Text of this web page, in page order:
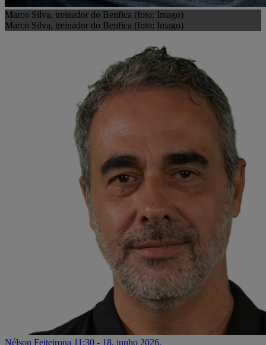
Marco Silva, treinador do Benfica (foto: Imago)
Marco Silva, treinador do Benfica (foto: Imago)
Nélson Feiteirona 11:30 - 18. junho 2026.